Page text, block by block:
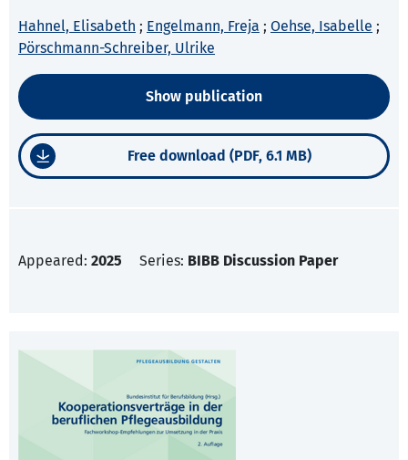
Hahnel, Elisabeth ; Engelmann, Freja ; Oehse, Isabelle ;
Pörschmann-Schreiber, Ulrike
Show publication
Free download (PDF, 6.1 MB)
Appeared: 2025 Series: BIBB Discussion Paper